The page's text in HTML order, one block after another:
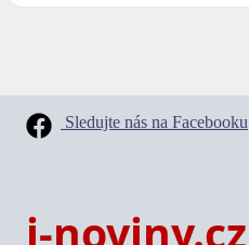
Sledujte nás na Facebooku
i-noviny.cz